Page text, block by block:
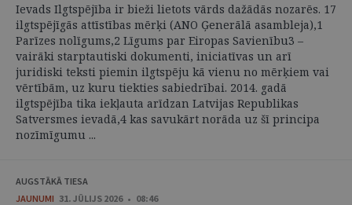
Ievads Ilgtspējība ir bieži lietots vārds dažādās nozarēs. 17
ilgtspējīgās attīstības mērķi (ANO Ģenerālā asambleja),1
Parīzes nolīgums,2 Līgums par Eiropas Savienību3 –
vairāki starptautiski dokumenti, iniciatīvas un arī
juridiski teksti piemin ilgtspēju kā vienu no mērķiem vai
vērtībām, uz kuru tiekties sabiedrībai. 2014. gadā
ilgtspējība tika iekļauta arīdzan Latvijas Republikas
Satversmes ievadā,4 kas savukārt norāda uz šī principa
nozīmīgumu ...
AUGSTĀKĀ TIESA
JAUNUMI 31. JŪLIJS 2026 • 08:46